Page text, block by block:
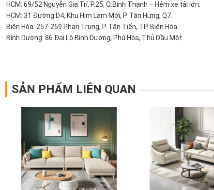
HCM: 69/52 Nguyễn Gia Trí, P.25, Q.Bình Thạnh – Hẻm xe tải lớn.
HCM: 31 Đường D4, Khu Him Lam Mới, P. Tân Hưng, Q7.
Biên Hòa: 257-259 Phan Trung, P. Tân Tiến, TP. Biên Hòa.
Bình Dương: 86 Đại Lộ Bình Dương, Phú Hòa, Thủ Dầu Một.
SẢN PHẨM LIÊN QUAN